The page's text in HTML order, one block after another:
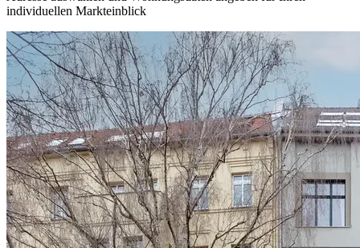
individuellen Markteinblick